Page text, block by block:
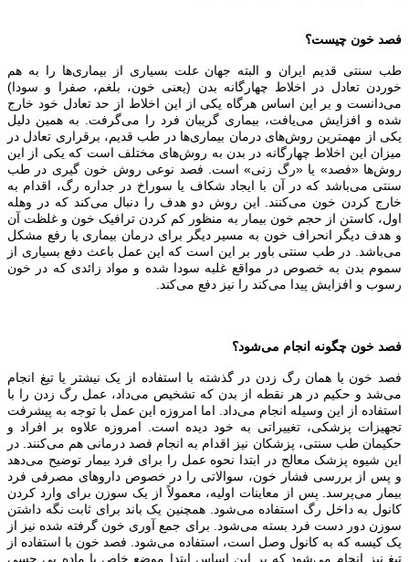
فصد خون چیست؟
طب سنتی قدیم ایران و البته جهان علت بسیاری از بیماری‌ها را به هم
خوردن تعادل در اخلاط چهارگانه بدن (یعنی خون، بلغم، صفرا و سودا)
می‌دانست و بر این اساس هرگاه یکی از این اخلاط از حد تعادل خود خارج
شده و افزایش می‌یافت، بیماری گریبان فرد را می‌گرفت. به همین دلیل
یکی از مهمترین روش‌های درمان بیماری‌ها در طب قدیم، برقراری تعادل در
میزان این اخلاط چهارگانه در بدن به روش‌های مختلف است که یکی از این
روش‌ها «فصد» یا «رگ زنی» است. فصد نوعی روش خون گیری در طب
سنتی می‌باشد که در آن با ایجاد شکاف یا سوراخ در جداره رگ، اقدام به
خارج کردن خون می‌کنند. این روش دو هدف را دنبال می‌کند که در وهله
اول، کاستن از حجم خون بیمار به منظور کم کردن ترافیک خون و غلظت آن
و هدف دیگر انحراف خون به مسیر دیگر برای درمان بیماری یا رفع مشکل
می‌باشد. در طب سنتی باور بر این است که این عمل باعث دفع بسیاری از
سموم بدن به خصوص در مواقع غلبه سودا شده و مواد زائدی که در خون
رسوب و افزایش پیدا می‌کند را نیز دفع می‌کند.
فصد خون چگونه انجام می‌شود؟
فصد خون یا همان رگ زدن در گذشته با استفاده از یک نیشتر یا تیغ انجام
می‌شد و حکیم در هر نقطه از بدن که تشخیص می‌داد، عمل رگ زدن را با
استفاده از این وسیله انجام می‌داد. اما امروزه این عمل با توجه به پیشرفت
تجهیزات پزشکی، تغییراتی به خود دیده است. امروزه علاوه بر افراد و
حکیمان طب سنتی، پزشکان نیز اقدام به انجام فصد درمانی هم می‌کنند. در
این شیوه پزشک معالج در ابتدا نحوه عمل را برای فرد بیمار توضیح می‌دهد
و پس از بررسی فشار خون، سوالاتی را در خصوص دارو‌های مصرفی فرد
بیمار می‌پرسد. پس از معاینات اولیه، معمولاً از یک سوزن برای وارد کردن
کانول به داخل رگ استفاده می‌شود. همچنین یک باند برای ثابت نگه داشتن
سوزن دور دست فرد بسته می‌شود. برای جمع آوری خون گرفته شده نیز از
یک کیسه که به کانول وصل است، استفاده می‌شود. فصد خون با استفاده از
تیغ نیز انجام می‌شود که بر این اساس ابتدا موضع خاص با ماده بی حسی